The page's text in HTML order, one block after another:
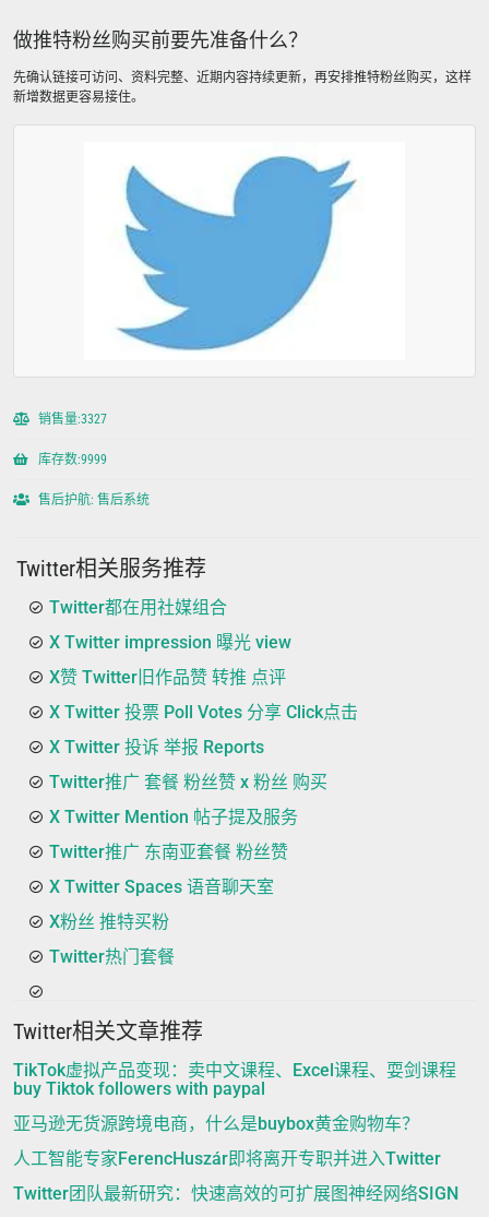
做推特粉丝购买前要先准备什么？
先确认链接可访问、资料完整、近期内容持续更新，再安排推特粉丝购买，这样
新增数据更容易接住。
销售量:3327
库存数:9999
售后护航: 售后系统
Twitter相关服务推荐
Twitter都在用社媒组合
X Twitter impression 曝光 view
X赞 Twitter旧作品赞 转推 点评
X Twitter 投票 Poll Votes 分享 Click点击
X Twitter 投诉 举报 Reports
Twitter推广 套餐 粉丝赞 x 粉丝 购买
X Twitter Mention 帖子提及服务
Twitter推广 东南亚套餐 粉丝赞
X Twitter Spaces 语音聊天室
X粉丝 推特买粉
Twitter热门套餐
Twitter相关文章推荐
TikTok虚拟产品变现：卖中文课程、Excel课程、耍剑课程
buy Tiktok followers with paypal
亚马逊无货源跨境电商，什么是buybox黄金购物车？
人工智能专家FerencHuszár即将离开专职并进入Twitter
Twitter团队最新研究：快速高效的可扩展图神经网络SIGN